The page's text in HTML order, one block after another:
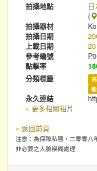
拍攝地點
(
拍攝器材
拍攝日期
上載日期
參考編號
點擊率
分類標籤
永久連結
» 更多相關相片
« 返回前頁
注意：為保障私隱，二零零八
非必要之人臉模糊處理